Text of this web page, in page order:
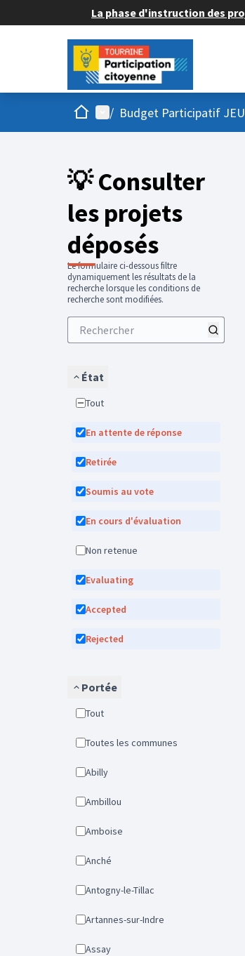
La phase d'instruction des
AccueilMenu principal
/ Budget Participatif
💡 Consulter
les projets
déposés
Le formulaire ci-dessous filtre
dynamiquement les résultats de la
recherche lorsque les conditions de
recherche sont modifiées.
État
Tout
En attente de réponse
Retirée
Soumis au vote
En cours d'évaluation
Non retenue
Evaluating
Accepted
Rejected
Portée
Tout
Toutes les communes
Abilly
Ambillou
Amboise
Anché
Antogny-le-Tillac
Artannes-sur-Indre
Assay